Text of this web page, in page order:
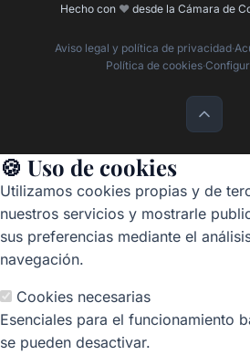
Hecho con ❤️ desde la Cámara de
Aviso legal y política de privacidad·
Política de cookies·
🍪 Uso de cookies
Utilizamos cookies propias y de
nuestros servicios y mostrarle
sus preferencias mediante el
navegación.
Cookies necesarias
Esenciales para el funcionamiento
se pueden desactivar.